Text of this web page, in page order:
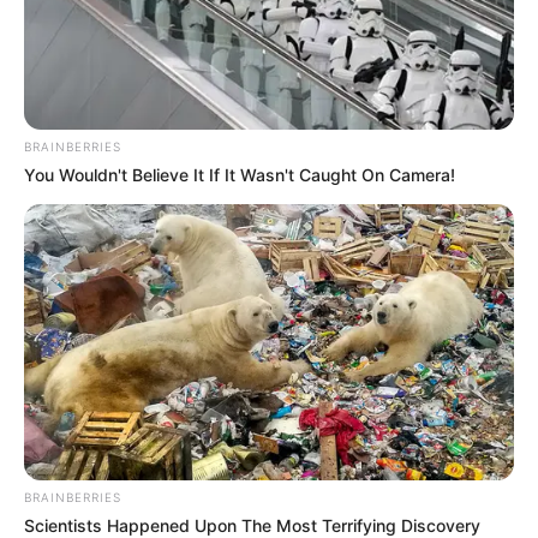
ΔΗΜΟΦΙΛΗ ΑΡΘΡΑ
BRAINBERRIES
You Wouldn't Believe It If It Wasn't Caught On Camera!
BRAINBERRIES
Scientists Happened Upon The Most Terrifying Discovery